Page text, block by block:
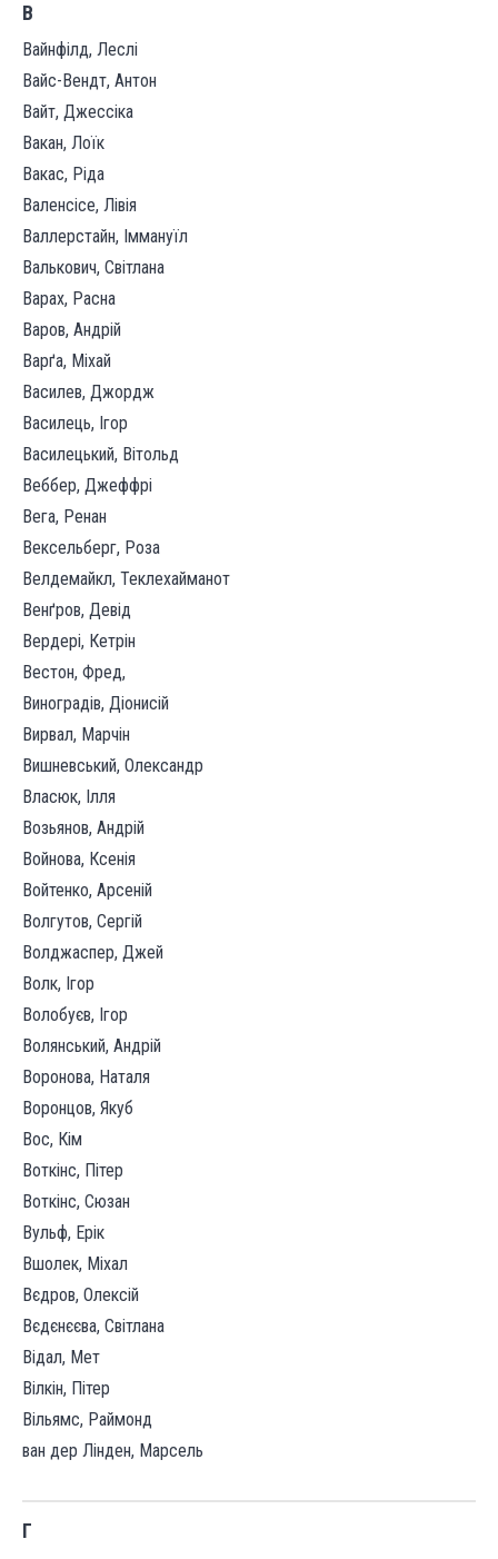
В
Вайнфілд, Леслі
Вайс-Вендт, Антон
Вайт, Джессіка
Вакан, Лоїк
Вакас, Ріда
Валенсісе, Лівія
Валлерстайн, Іммануїл
Валькович, Світлана
Варах, Расна
Варов, Андрій
Варґа, Міхай
Василев, Джордж
Василець, Ігор
Василецький, Вітольд
Веббер, Джеффрі
Вега, Ренан
Вексельберг, Роза
Велдемайкл, Теклехайманот
Венґров, Девід
Вердері, Кетрін
Вестон, Фред,
Виноградів, Діонисій
Вирвал, Марчін
Вишневський, Олександр
Власюк, Ілля
Возьянов, Андрій
Войнова, Ксенія
Войтенко, Арсеній
Волгутов, Сергій
Волджаспер, Джей
Волк, Ігор
Волобуєв, Ігор
Волянський, Андрій
Воронова, Наталя
Воронцов, Якуб
Вос, Кім
Воткінс, Пітер
Воткінс, Сюзан
Вульф, Ерік
Вшолек, Міхал
Вєдров, Олексій
Вєдєнєєва, Світлана
Відал, Мет
Вілкін, Пітер
Вільямс, Раймонд
ван дер Лінден, Марсель
Г